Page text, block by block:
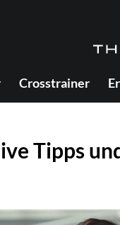
Crosstrainer
Tipps